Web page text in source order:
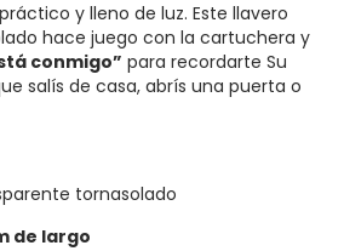
y lleno de luz. Este llavero
hace juego con la cartuchera y
conmigo” para recordarte Su
salís de casa, abrís una puerta o
tornasolado
de largo